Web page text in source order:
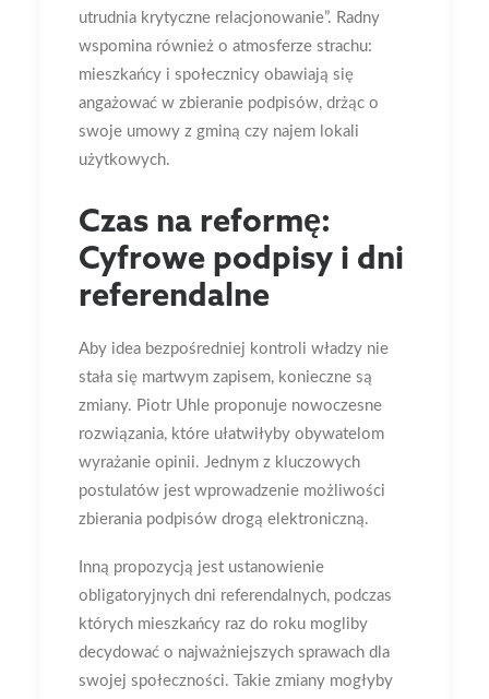
utrudnia krytyczne relacjonowanie”. Radny
wspomina również o atmosferze strachu:
mieszkańcy i społecznicy obawiają się
angażować w zbieranie podpisów, drżąc o
swoje umowy z gminą czy najem lokali
użytkowych.
Czas na reformę:
Cyfrowe podpisy i dni
referendalne
Aby idea bezpośredniej kontroli władzy nie
stała się martwym zapisem, konieczne są
zmiany. Piotr Uhle proponuje nowoczesne
rozwiązania, które ułatwiłyby obywatelom
wyrażanie opinii. Jednym z kluczowych
postulatów jest wprowadzenie możliwości
zbierania podpisów drogą elektroniczną.
Inną propozycją jest ustanowienie
obligatoryjnych dni referendalnych, podczas
których mieszkańcy raz do roku mogliby
decydować o najważniejszych sprawach dla
swojej społeczności. Takie zmiany mogłyby